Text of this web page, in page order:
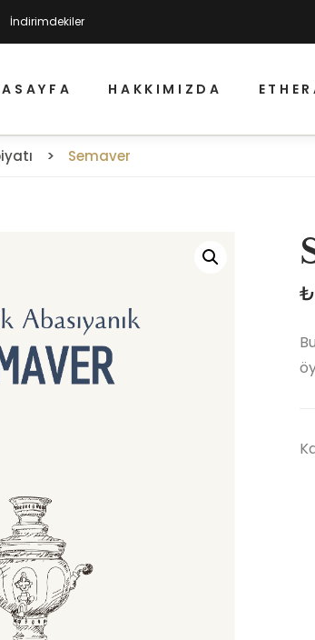
İndirimdekiler
HAKKIMIZDA
Semaver
₺